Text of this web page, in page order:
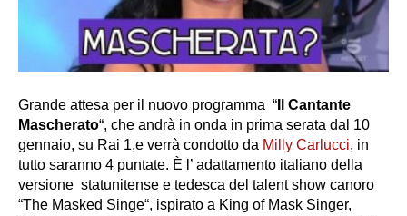
Grande attesa per il nuovo programma “
Cantante
Mascherato“, che andrà in onda in prima serata dal 10
gennaio, su Rai 1,e verrà condotto da Milly Carlucci, in
tutto saranno 4 puntate. È l’ adattamento italiano della
versione statunitense e tedesca del talent show canoro
“The Masked Singe“, ispirato a King of Mask Singer,